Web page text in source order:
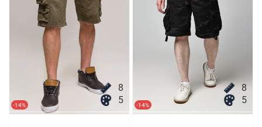
-14%
8
5
-14%
8
5